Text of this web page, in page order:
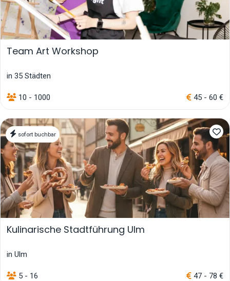
Team Art Workshop
in 35 Städten
10 - 1000 45 - 60 €
sofort buchbar
Kulinarische Stadtführung Ulm
in Ulm
5 - 16 47 - 78 €